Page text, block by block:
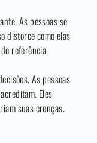
As pessoas se
distorce como elas
referência.
As pessoas
Eles
suas crenças.